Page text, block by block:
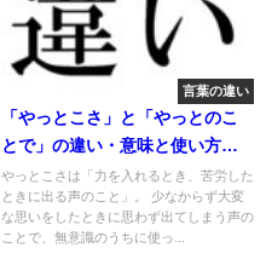
言葉の違い
「やっとこさ」と「やっとのこ
とで」の違い・意味と使い方・
由来や例文
やっとこさは「力を入れるとき、苦労した
ときに出る声のこと」。 少なからず大変
な思いをしたときに思わず出てしまう声の
ことで、無意識のうちに使っ...